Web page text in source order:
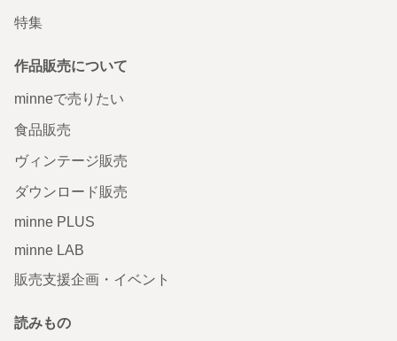
特集
作品販売について
minneで売りたい
食品販売
ヴィンテージ販売
ダウンロード販売
minne PLUS
minne LAB
販売支援企画・イベント
読みもの